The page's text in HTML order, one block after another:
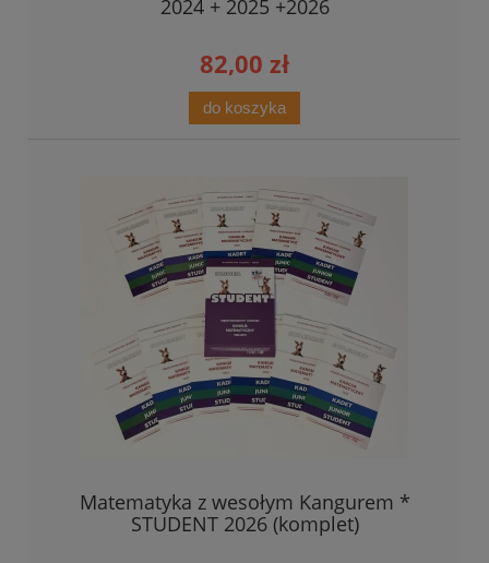
2024 + 2025 +2026
82,00 zł
do koszyka
Matematyka z wesołym Kangurem *
STUDENT 2026 (komplet)